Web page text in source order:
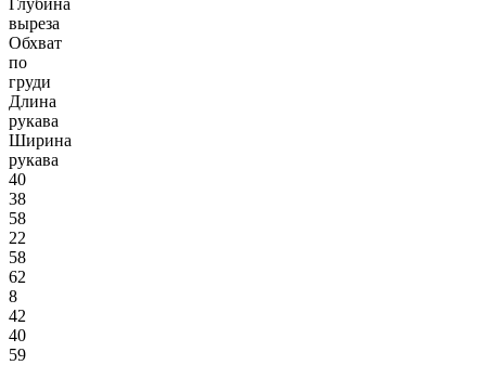
выреза
Обхват
по
груди
Длина
рукава
Ширина
рукава
40
38
58
22
58
62
8
42
40
59